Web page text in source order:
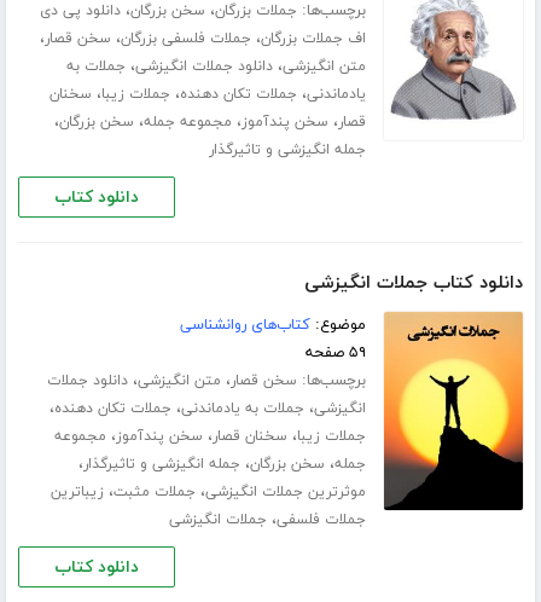
برچسب‌ها: جملات بزرگان، سخن بزرگان،دانلود پی دی
اف جملات بزرگان، جملات فلسفی بزرگان، سخن قصار،
متن انگیزشی،دانلود جملات انگیزشی، جملات به
یادماندنی، جملات تکان دهنده، جملات زیبا، سخنان
قصار، سخن پندآموز، مجموعه جمله، سخن بزرگان،
جمله انگیزشی و تاثیرگذار
دانلود کتاب
دانلود کتاب جملات انگیزشی
موضوع:کتاب‌های روانشناسی
۵۹ صفحه
برچسب‌ها: سخن قصار، متن انگیزشی،دانلود جملات
انگیزشی، جملات به یادماندنی، جملات تکان دهنده،
جملات زیبا، سخنان قصار، سخن پندآموز، مجموعه
جمله، سخن بزرگان، جمله انگیزشی و تاثیرگذار،
موثرترین جملات انگیزشی، جملات مثبت، زیباترین
جملات فلسفی، جملات انگیزشی
دانلود کتاب